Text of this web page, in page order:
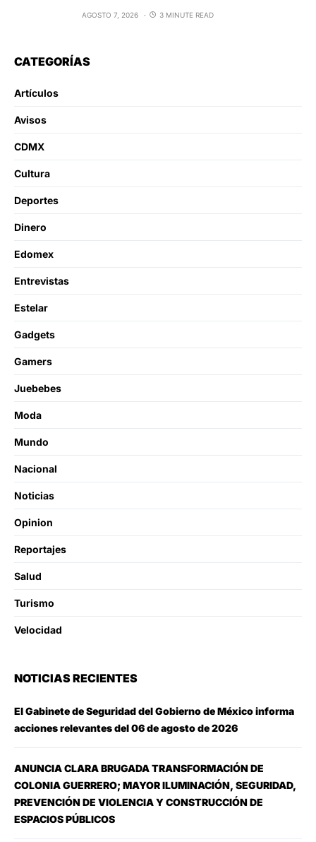
AGOSTO 7, 2026 3 MINUTE READ
CATEGORÍAS
Artículos
Avisos
CDMX
Cultura
Deportes
Dinero
Edomex
Entrevistas
Estelar
Gadgets
Gamers
Juebebes
Moda
Mundo
Nacional
Noticias
Opinion
Reportajes
Salud
Turismo
Velocidad
NOTICIAS RECIENTES
El Gabinete de Seguridad del Gobierno de México informa
acciones relevantes del 06 de agosto de 2026
ANUNCIA CLARA BRUGADA TRANSFORMACIÓN DE
COLONIA GUERRERO; MAYOR ILUMINACIÓN, SEGURIDAD,
PREVENCIÓN DE VIOLENCIA Y CONSTRUCCIÓN DE
ESPACIOS PÚBLICOS